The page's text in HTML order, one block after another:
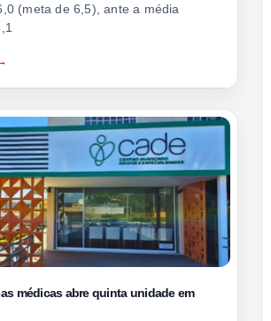
(meta de 6,5), ante a média
médicas abre quinta unidade em